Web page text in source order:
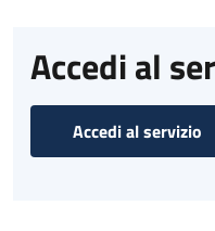
Accedi al
Accedi al servizio